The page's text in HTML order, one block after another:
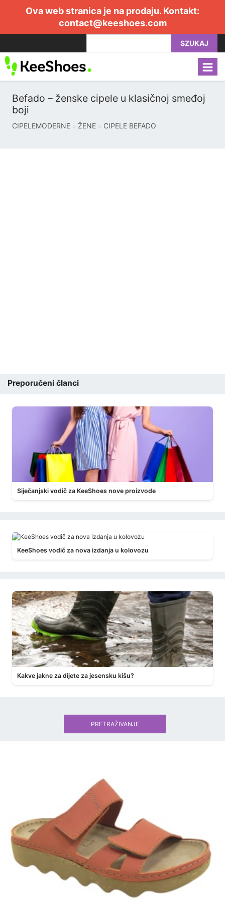
Ova web stranica je na prodaju. Kontakt:
contact@keeshoes.com
SZUKAJ
Befado – ženske cipele u klasičnoj smeđoj
boji
CIPELEMODERNE ŽENE CIPELE BEFADO
Preporučeni članci
Siječanjski vodič za KeeShoes nove proizvode
KeeShoes vodič za nova izdanja u kolovozu
Kakve jakne za dijete za jesensku kišu?
PRETRAŽIVANJE